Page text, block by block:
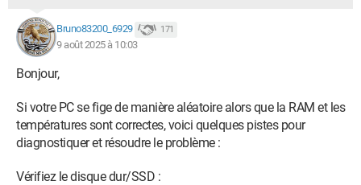
Bruno83200_6929 171
9 août 2025 à 10:03
Bonjour,
Si votre PC se fige de manière aléatoire alors que la RAM et les
températures sont correctes, voici quelques pistes pour
diagnostiquer et résoudre le problème :
Vérifiez le disque dur/SSD :